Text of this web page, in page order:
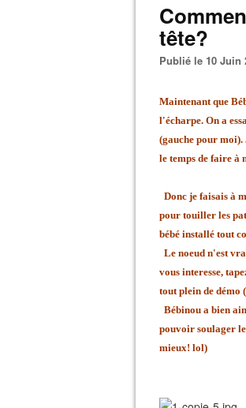
tête?
Publié le 10 Juin
Maintenant que
l'écharpe. On a
(gauche pour
le temps de faire à
Donc je faisais à
pour touiller les
bébé installé tout
Le noeud n'est
vous interesse,
tout plein de démo
Bébinou a bien
pouvoir soulager
mieux! lol)